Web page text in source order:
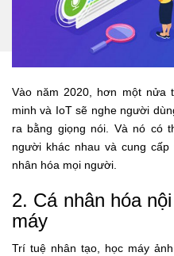
Vào năm 2020, hơn một nửa
minh và IoT sẽ nghe người
ra bằng giọng nói. Và nó có
người khác nhau và cung
nhân hóa mọi người.
2. Cá nhân hóa
máy
Trí tuệ nhân tạo, học máy